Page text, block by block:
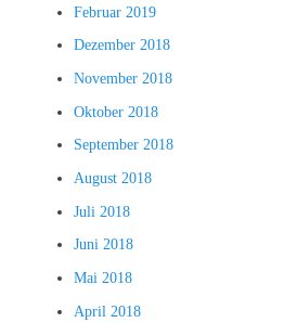
Februar 2019
Dezember 2018
November 2018
Oktober 2018
September 2018
August 2018
Juli 2018
Juni 2018
Mai 2018
April 2018